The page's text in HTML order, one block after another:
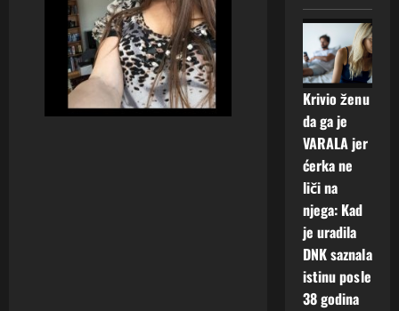
Krivio ženu
da ga je
VARALA jer
ćerka ne
liči na
njega: Kad
je uradila
DNK saznala
istinu posle
38 godina